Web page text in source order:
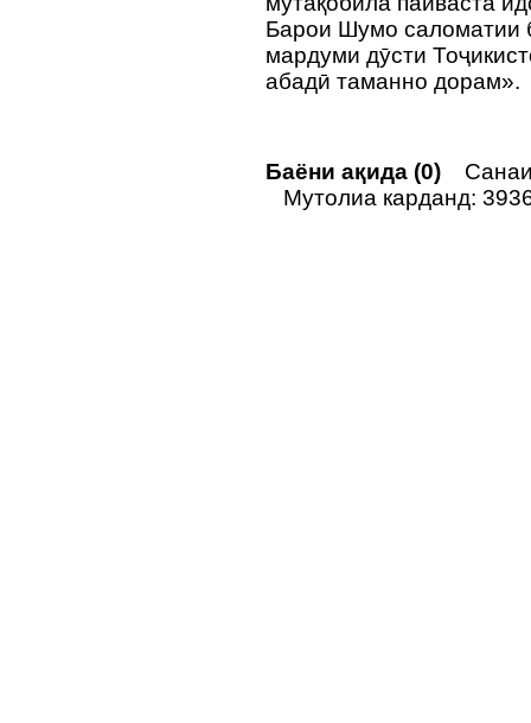
Барои Шумо саломатии
мардуми дӯсти
абадӣ таманно дорам».
Баёни ақида (0)
Мутолиа карданд: